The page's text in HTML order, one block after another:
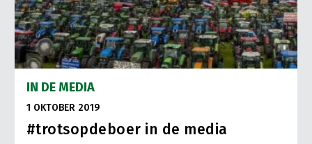
IN DE MEDIA
1 OKTOBER 2019
#trotsopdeboer in de media